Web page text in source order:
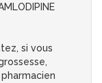
si vous